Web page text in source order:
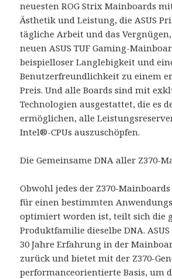
neuesten ROG Strix Mainboards
Ästhetik und Leistung, die ASUS
tägliche Arbeit und das
neuen ASUS TUF Gaming-
beispielloser Langlebigkeit und
Benutzerfreundlichkeit zu einem
Preis. Und alle Boards sind mit
Technologien ausgestattet, die es
ermöglichen, alle
Intel®-CPUs auszuschöpfen.
Die Gemeinsame DNA aller Z370-
Obwohl jedes der Z370-
für einen bestimmten
optimiert worden ist, teilt sich die
Produktfamilie dieselbe DNA.
30 Jahre Erfahrung in der
zurück und bietet mit der Z370-
performanceorientierte Basis, um